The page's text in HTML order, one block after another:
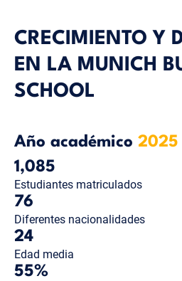
CRECIMIENTO Y
EN LA MUNICH
SCHOOL
Año académico 2025
1,085
Estudiantes matriculados
76
Diferentes nacionalidades
24
Edad media
55%